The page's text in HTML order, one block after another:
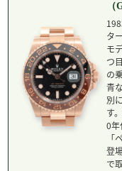
タ
モ
つ
の
青
別
す
0年
「
登
で